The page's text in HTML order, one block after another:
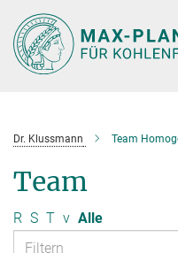
Hauptinhalt
Dr. Klussmann Team
Team
R S T v Alle